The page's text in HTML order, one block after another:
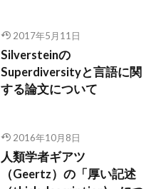
2017年5月11日
Silversteinの
Superdiversityと言語に関
する論文について
2016年10月8日
人類学者ギアツ
（Geertz）の「厚い記述